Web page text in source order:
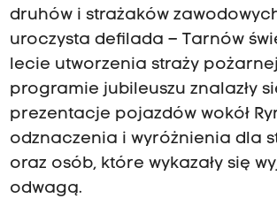
druhów i strażaków
uroczysta defilada – Tarnów
lecie utworzenia straży
programie jubileuszu znalazły
prezentacje pojazdów wokół
odznaczenia i wyróżnienia dla
oraz osób, które wykazały się
odwagą.